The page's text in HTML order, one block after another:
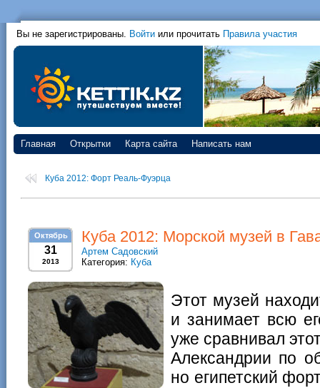
Вы не зарегистрированы. Войти или прочитать Правила участия
Главная Открытки Карта сайта Написать нам
Куба 2012: Форт Реаль-Фуэрца
Октябрь
31
2013
Куба 2012: Морской музей в
Артем Садовский
Категория: Куба
Этот музей
и занимает всю
уже сравнивал
Александрии по
но египетский